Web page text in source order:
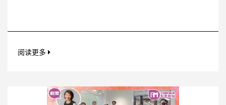
阅读更多